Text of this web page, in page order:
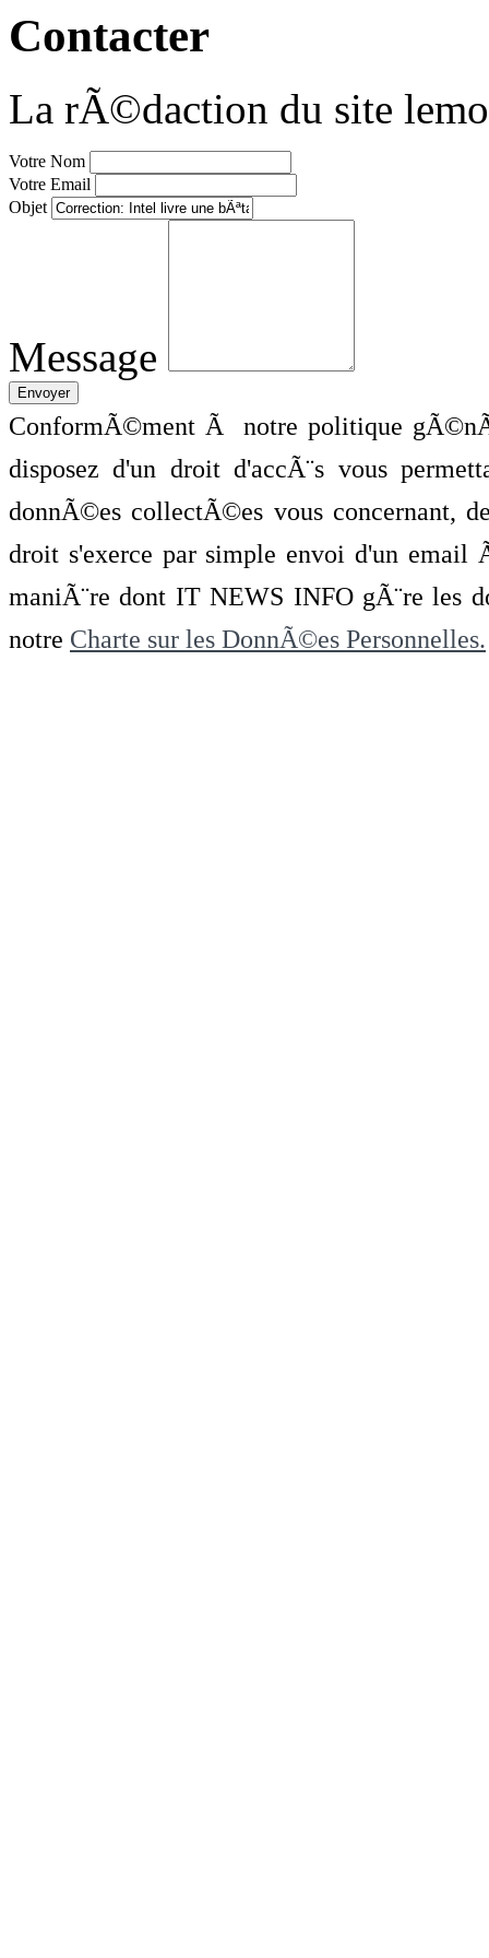
Contacter
La rÃ©daction du site
Votre Nom
Votre Email
Objet
Message
ConformÃ©ment Ã notre politique
disposez d'un droit d'accÃ¨s vous
donnÃ©es collectÃ©es vous concernant,
droit s'exerce par simple envoi d'un
maniÃ¨re dont IT NEWS INFO gÃ¨re les
notre Charte sur les DonnÃ©es Personnelles.